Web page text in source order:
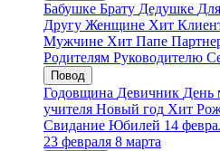
Бабушке Брату Дедушке
Другу Женщине Хит
Мужчине Хит Папе
Родителям Руководителю
Повод
Годовщина Девичник День
учителя Новый год Хит
Свидание Юбилей 14
23 февраля 8 марта